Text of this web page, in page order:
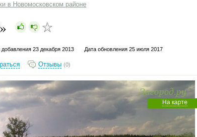
в Новомосковском районе
добавления 23 декабря 2013 Дата обновления 25 июля 2017
Отзывы (0)
На карте